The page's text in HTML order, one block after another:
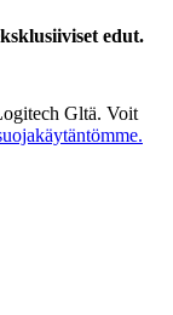
edut.
Gltä. Voit